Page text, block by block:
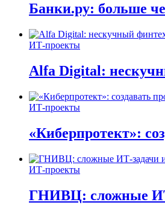
Банки.ру: больше
ИТ-проекты
Alfa Digital:
ИТ-проекты
«Киберпротект»:
ИТ-проекты
ГНИВЦ: сложные